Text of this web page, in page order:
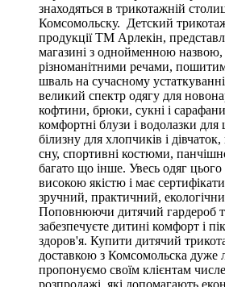
знаходяться в трикотажній
Комсомольску. Детский
продукції ТМ Арлекін,
магазині з однойменною назвою,
різноманітними речами,
шваль на сучасному
великий спектр одягу для
кофтини, брюки, сукні і
комфортні блузи і водолазки
білизну для хлопчиків і
сну, спортивні костюми,
багато що інше. Увесь одяг цього
високою якістю і має
зручний, практичний,
Поповнюючи дитячий гардероб
забезпечуєте дитині комфорт і
здоров'я. Купити дитячий
доставкою з Комсомольска дуже
пропонуємо своїм клієнтам